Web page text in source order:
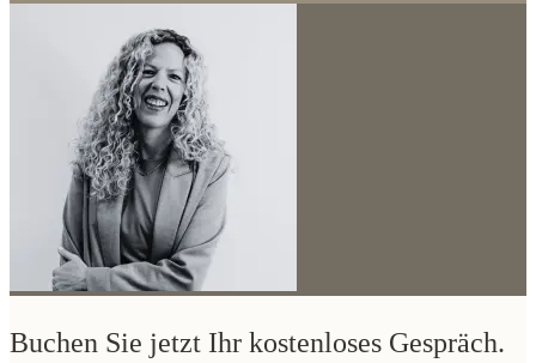
Buchen Sie jetzt Ihr kostenloses Gespräch.
Wir zeigen Ihnen, wie die richtige Plattform Ihr Unternehmen schneller und